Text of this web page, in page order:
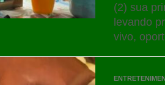
(2) sua
levando
vivo,